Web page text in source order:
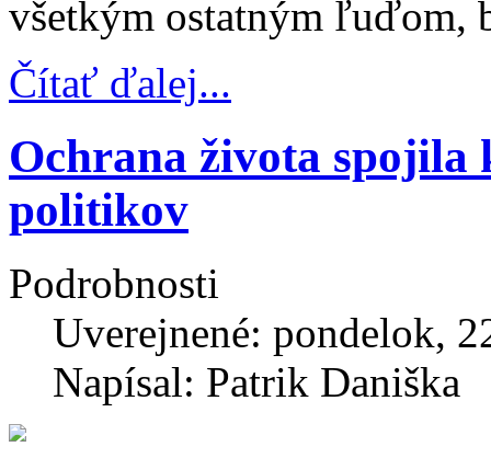
všetkým ostatným ľuďom,
Čítať ďalej...
Ochrana života spojila
politikov
Podrobnosti
Uverejnené: pondelok,
Napísal: Patrik Daniška